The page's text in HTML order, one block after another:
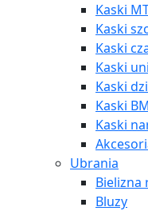
Kaski
Kaski
Kaski
Kaski
Kaski
Kaski
Kaski
Ubrania
Bielizna
Bluzy